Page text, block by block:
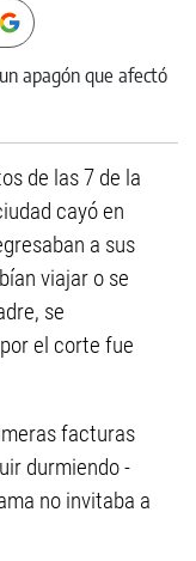
de las 7 de la
cayó en
a sus
viajar o se
se
el corte fue
facturas
durmiendo -
no invitaba a